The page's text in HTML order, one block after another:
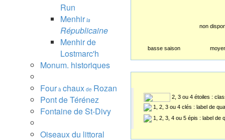
Run
Menhir la
Républicaine
Menhir de
Lostmarc'h
Monum. historiques
Four à chaux de Rozan
Pont de Térénez
Fontaine de St-Divy
Oiseaux du littoral
non
basse saison
2, 3 ou 4 étoiles :
1, 2, 3 ou 4 clés : label de
1, 2, 3, 4 ou 5 épis : label de